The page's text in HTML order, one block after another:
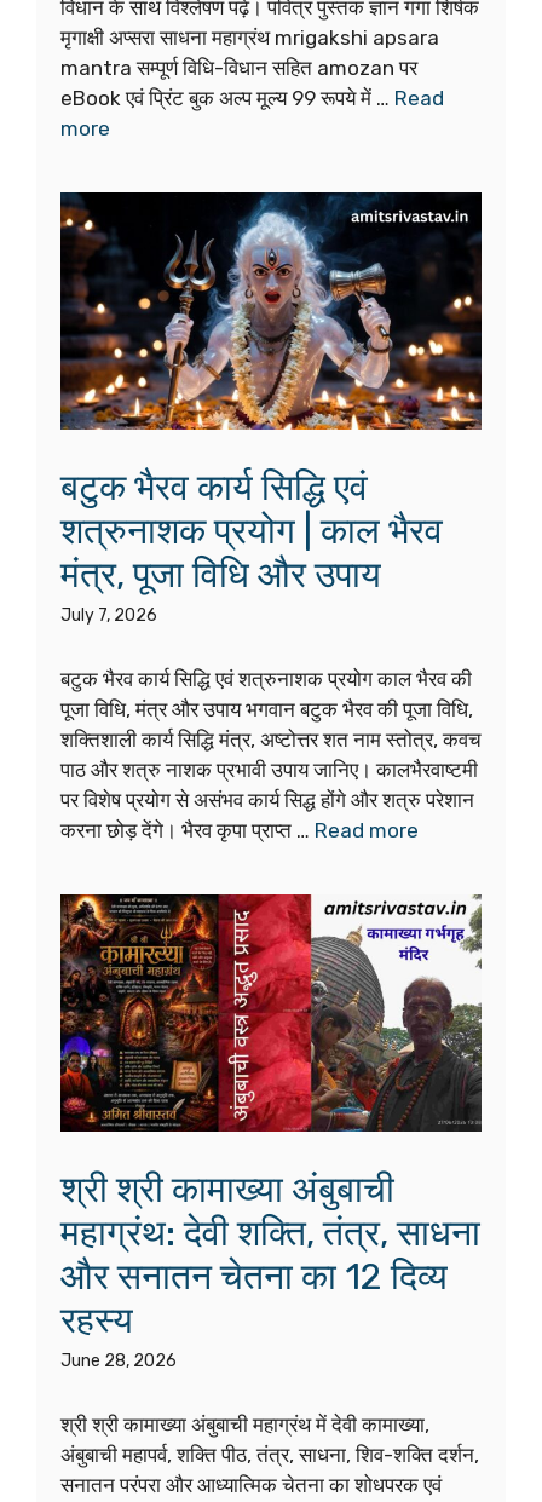
विधान के साथ विश्लेषण पढ़ें। पवित्र पुस्तक ज्ञान गंगा शिर्षक
मृगाक्षी अप्सरा साधना महाग्रंथ mrigakshi apsara
mantra सम्पूर्ण विधि-विधान सहित amozan पर
eBook एवं प्रिंट बुक अल्प मूल्य 99 रूपये में … Read
more
बटुक भैरव कार्य सिद्धि एवं
शत्रुनाशक प्रयोग | काल भैरव
मंत्र, पूजा विधि और उपाय
July 7, 2026
बटुक भैरव कार्य सिद्धि एवं शत्रुनाशक प्रयोग काल भैरव की
पूजा विधि, मंत्र और उपाय भगवान बटुक भैरव की पूजा विधि,
शक्तिशाली कार्य सिद्धि मंत्र, अष्टोत्तर शत नाम स्तोत्र, कवच
पाठ और शत्रु नाशक प्रभावी उपाय जानिए। कालभैरवाष्टमी
पर विशेष प्रयोग से असंभव कार्य सिद्ध होंगे और शत्रु परेशान
करना छोड़ देंगे। भैरव कृपा प्राप्त … Read more
श्री श्री कामाख्या अंबुबाची
महाग्रंथ: देवी शक्ति, तंत्र, साधना
और सनातन चेतना का 12 दिव्य
रहस्य
June 28, 2026
श्री श्री कामाख्या अंबुबाची महाग्रंथ में देवी कामाख्या,
अंबुबाची महापर्व, शक्ति पीठ, तंत्र, साधना, शिव-शक्ति दर्शन,
सनातन परंपरा और आध्यात्मिक चेतना का शोधपरक एवं